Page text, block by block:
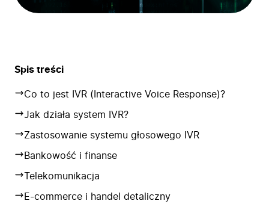
Spis treści
Co to jest IVR (Interactive Voice Response)?
Jak działa system IVR?
Zastosowanie systemu głosowego IVR
Bankowość i finanse
Telekomunikacja
E-commerce i handel detaliczny